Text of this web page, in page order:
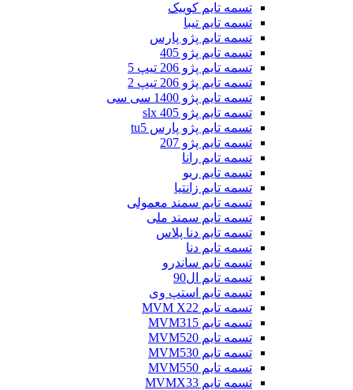
تسمه تایم کوییک
تسمه تایم تیبا
تسمه تایم پژو پارس
تسمه تایم پژو 405
تسمه تایم پژو 206 تیپ 5
تسمه تایم پژو 206 تیپ 2
تسمه تایم پژو 1400 سی سی
تسمه تایم پژو slx 405
تسمه تایم پژو پارس tu5
تسمه تایم پژو 207
تسمه تایم رانا
تسمه تایم ریو
تسمه تایم زانتیا
تسمه تایم سمند معمولی
تسمه تایم سمند ملی
تسمه تایم دنا پلاس
تسمه تایم دنا
تسمه تایم ساندرو
تسمه تایم ال90
تسمه تایم استپ وی
تسمه تایم MVM X22
تسمه تایم MVM315
تسمه تایم MVM520
تسمه تایم MVM530
تسمه تایم MVM550
تسمه تایم MVMX33